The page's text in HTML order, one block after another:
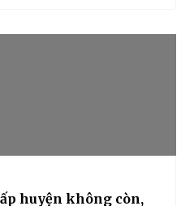
huyện không còn,